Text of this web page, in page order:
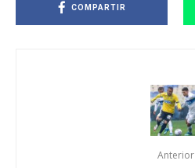
COMPARTIR
Anterior